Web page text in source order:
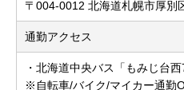
〒004-0012 北海道札幌市厚別
通勤アクセス
・北海道中央バス「もみじ台
※自転車/バイク/マイカー通勤